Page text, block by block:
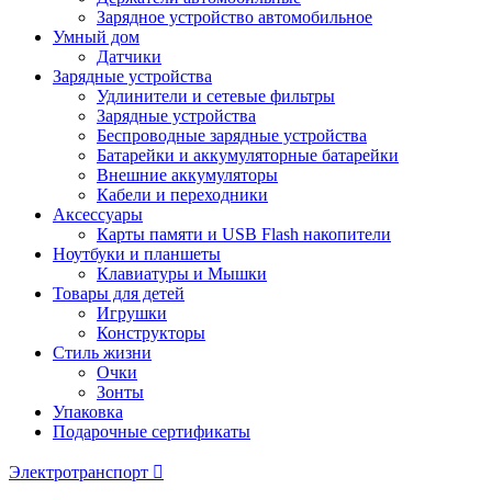
Зарядное устройство автомобильное
Умный дом
Датчики
Зарядные устройства
Удлинители и сетевые фильтры
Зарядные устройства
Беспроводные зарядные устройства
Батарейки и аккумуляторные батарейки
Внешние аккумуляторы
Кабели и переходники
Аксессуары
Карты памяти и USB Flash накопители
Ноутбуки и планшеты
Клавиатуры и Мышки
Товары для детей
Игрушки
Конструкторы
Стиль жизни
Очки
Зонты
Упаковка
Подарочные сертификаты
Электротранспорт